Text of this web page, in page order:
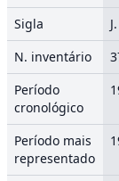
Sigla
N. inventário
Período
cronológico
Período mais
representado